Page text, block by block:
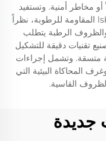
مخاطر أمنية. وتستفيد
البيئات البحرية بشكل خاص من تقنية وحدة lsb المقاومة للرطوبة، نظراً
والظروف الرطبة يتطلب
تقنيات دقيقة للتشكيل
متسقة. وتشمل إجراءات
المحاكاة البيئية التي
القاسية.
جديدة